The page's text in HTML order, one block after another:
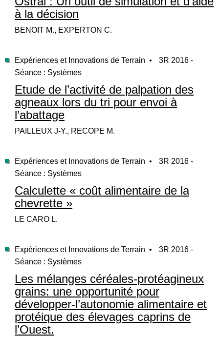
à la décision
BENOIT M., EXPERTON C.
Expériences et Innovations de Terrain •
3R 2016 -
Séance : Systèmes
Etude de l’activité de palpation des
agneaux lors du tri pour envoi à
l’abattage
PAILLEUX J-Y., RECOPE M.
Expériences et Innovations de Terrain •
3R 2016 -
Séance : Systèmes
Calculette « coût alimentaire de la
chevrette »
LE CARO L.
Expériences et Innovations de Terrain •
3R 2016 -
Séance : Systèmes
Les mélanges céréales-protéagineux
grains: une opportunité pour
développer-l’autonomie alimentaire et
protéique des élevages caprins de
l’Ouest.